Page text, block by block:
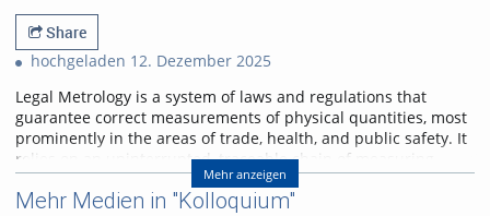
views
favorites
Share
hochgeladen 12. Dezember 2025
Legal Metrology is a system of laws and regulations that
guarantee correct measurements of physical quantities, most
prominently in the areas of trade, health, and public safety. It
relies on an uninterrupted, traceable chain of measuring
protocols, all the way from the lofty heights of the
international system of units down to the mundane world of
Mehr anzeigen
Mehr Medien in "Kolloquium"